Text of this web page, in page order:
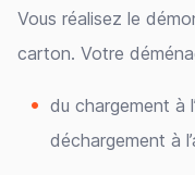
Vous réalisez le
carton. Votre
du chargement à
déchargement à